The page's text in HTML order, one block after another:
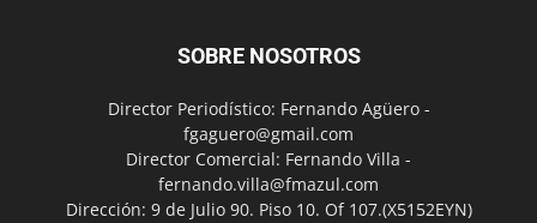
SOBRE NOSOTROS
Director Periodístico: Fernando Agüero -
fgaguero@gmail.com
Director Comercial: Fernando Villa -
fernando.villa@fmazul.com
Dirección: 9 de Julio 90. Piso 10. Of 107.(X5152EYN)